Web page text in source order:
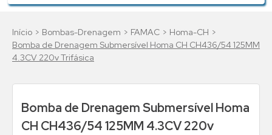
Bombas-Drenagem FAMAC
Homa-CH
Bomba de Drenagem Submersível Homa CH CH436/54 125MM
4.3CV 220v Trifásica
Bomba de Drenagem Submersível Homa
CH CH436/54 125MM 4.3CV 220v